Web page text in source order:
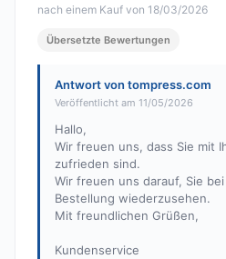
nach einem Kauf von 18/03/2026
Übersetzte Bewertungen
Antwort von tompress.com
Veröffentlicht am 11/05/2026
Hallo,
Wir freuen uns, dass Sie mit
zufrieden sind.
Wir freuen uns darauf, Sie
Bestellung wiederzusehen.
Mit freundlichen Grüßen,
Kundenservice